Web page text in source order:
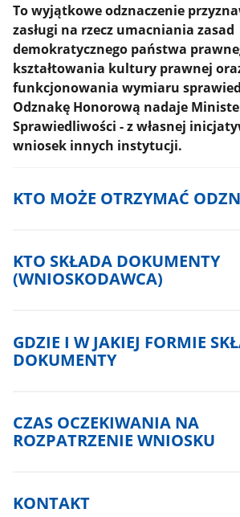
To wyjątkowe odznaczenie
zasługi na rzecz umacniania zasad
demokratycznego państwa
kształtowania kultury prawnej
funkcjonowania wymiaru
Odznakę Honorową nadaje
Sprawiedliwości - z własnej
wniosek innych instytucji.
KTO MOŻE OTRZYMAĆ
KTO SKŁADA DOKUMENTY
(WNIOSKODAWCA)
GDZIE I W JAKIEJ FORMIE
DOKUMENTY
CZAS OCZEKIWANIA NA
ROZPATRZENIE WNIOSKU
KONTAKT